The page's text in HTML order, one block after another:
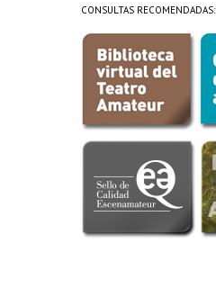
CONSULTAS RECOMENDADAS: